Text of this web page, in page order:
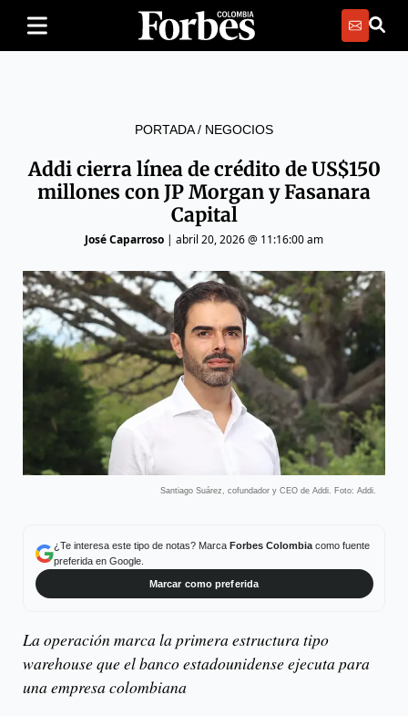
PORTADA/ NEGOCIOS
Addi cierra línea de crédito de US$150
millones con JP Morgan y Fasanara
Capital
José Caparroso | abril 20, 2026 @ 11:16:00 am
Santiago Suárez, cofundador y CEO de Addi. Foto: Addi.
¿Te interesa este tipo de notas? Marca Forbes Colombiacomo fuente
preferida en Google.
Marcar como preferida
La operación marca la primera estructura tipo
warehouse que el banco estadounidense ejecuta para
una empresa colombiana